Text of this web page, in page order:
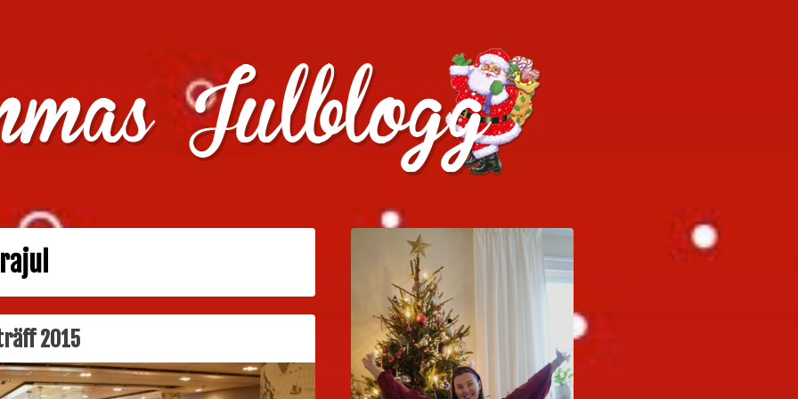
julklappstips, julkalendrar, adventskalendrar , julpyssel och julrecept!
2015